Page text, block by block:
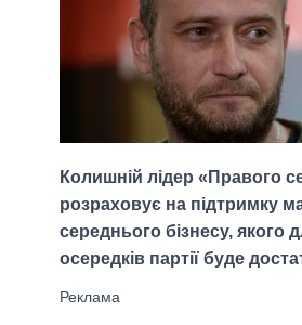
Колишній лідер «Правого
розраховує на підтримку
середнього бізнесу, якого
осередків партії буде